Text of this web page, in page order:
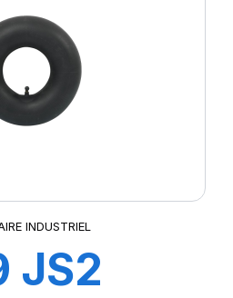
INDUSTRIEL
JS2